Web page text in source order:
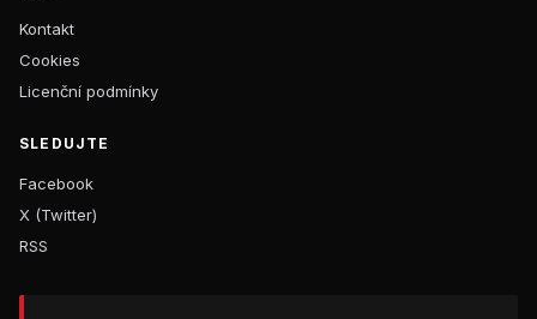
Kontakt
Cookies
Licenční podmínky
SLEDUJTE
Facebook
X (Twitter)
RSS